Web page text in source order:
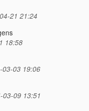
21 21:24
18:58
03-03 19:06
03-09 13:51